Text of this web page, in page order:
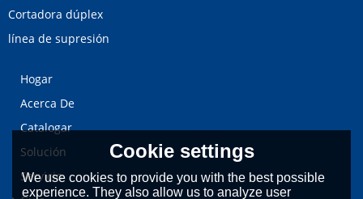
Cortadora dúplex
línea de supresión
Hogar
Acerca De
Catalogar
Solución
Servicio
Cookie settings
We use cookies to provide you with the best possible
experience. They also allow us to analyze user